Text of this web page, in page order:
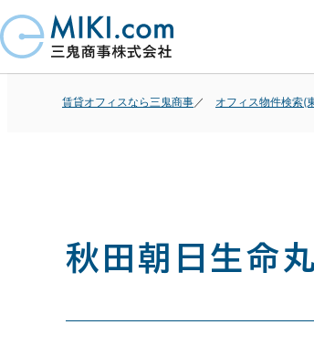
賃貸オフィスなら三鬼商事 オフィス物件検索(
秋田朝日生命